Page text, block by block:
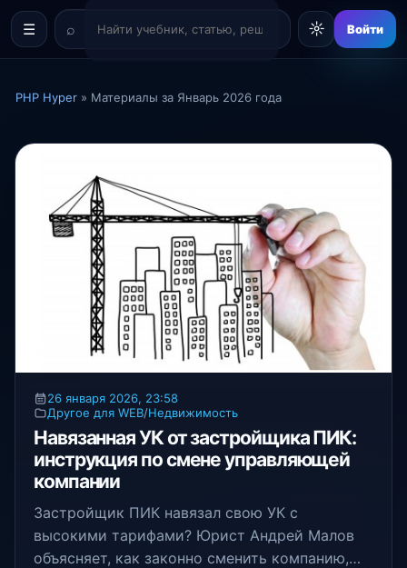
☰ ☼ Войти
PHP Hyper » Материалы за Январь 2026 года
26 января 2026, 23:58
Другое для WEB/Недвижимость
Навязанная УК от застройщика ПИК:
инструкция по смене управляющей
компании
Застройщик ПИК навязал свою УК с
высокими тарифами? Юрист Андрей Малов
объясняет, как законно сменить компанию,